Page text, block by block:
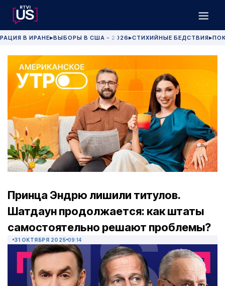
В ИРАНЕ▶ВЫБОРЫ В США - 2026 ▶СТИХИЙНЫЕ БЕДСТВИЯ▶
Принца Эндрю лишили титулов.
Шатдаун продолжается: как штаты
самостоятельно решают проблемы?
31 ОКТЯБРЯ 2025 09:14